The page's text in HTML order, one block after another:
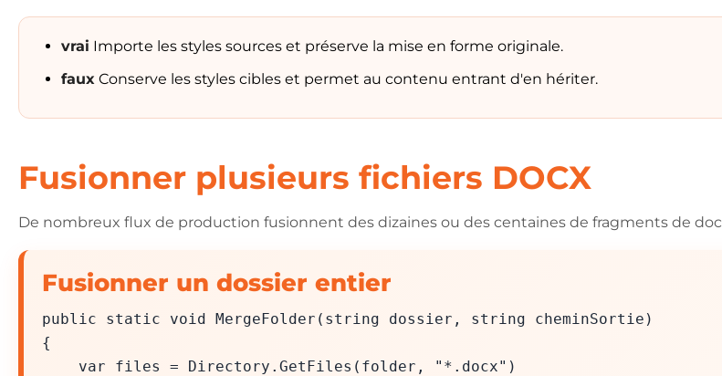
vrai Importe les styles sources et préserve la mise en forme originale.
faux Conserve les styles cibles et permet au contenu entrant d'en hériter.
Fusionner plusieurs fichiers DOCX
De nombreux flux de production fusionnent des dizaines ou des centaines de fragments de
Fusionner un dossier entier
public static void MergeFolder(string dossier, string cheminSortie)
{
var files = Directory.GetFiles(folder, "*.docx")